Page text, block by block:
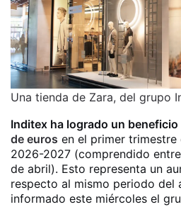
Una tienda de Zara, del grupo
Inditex ha logrado un
de euros en el primer
2026-2027 (comprendido
de abril). Esto representa un
respecto al mismo periodo del
informado este miércoles el